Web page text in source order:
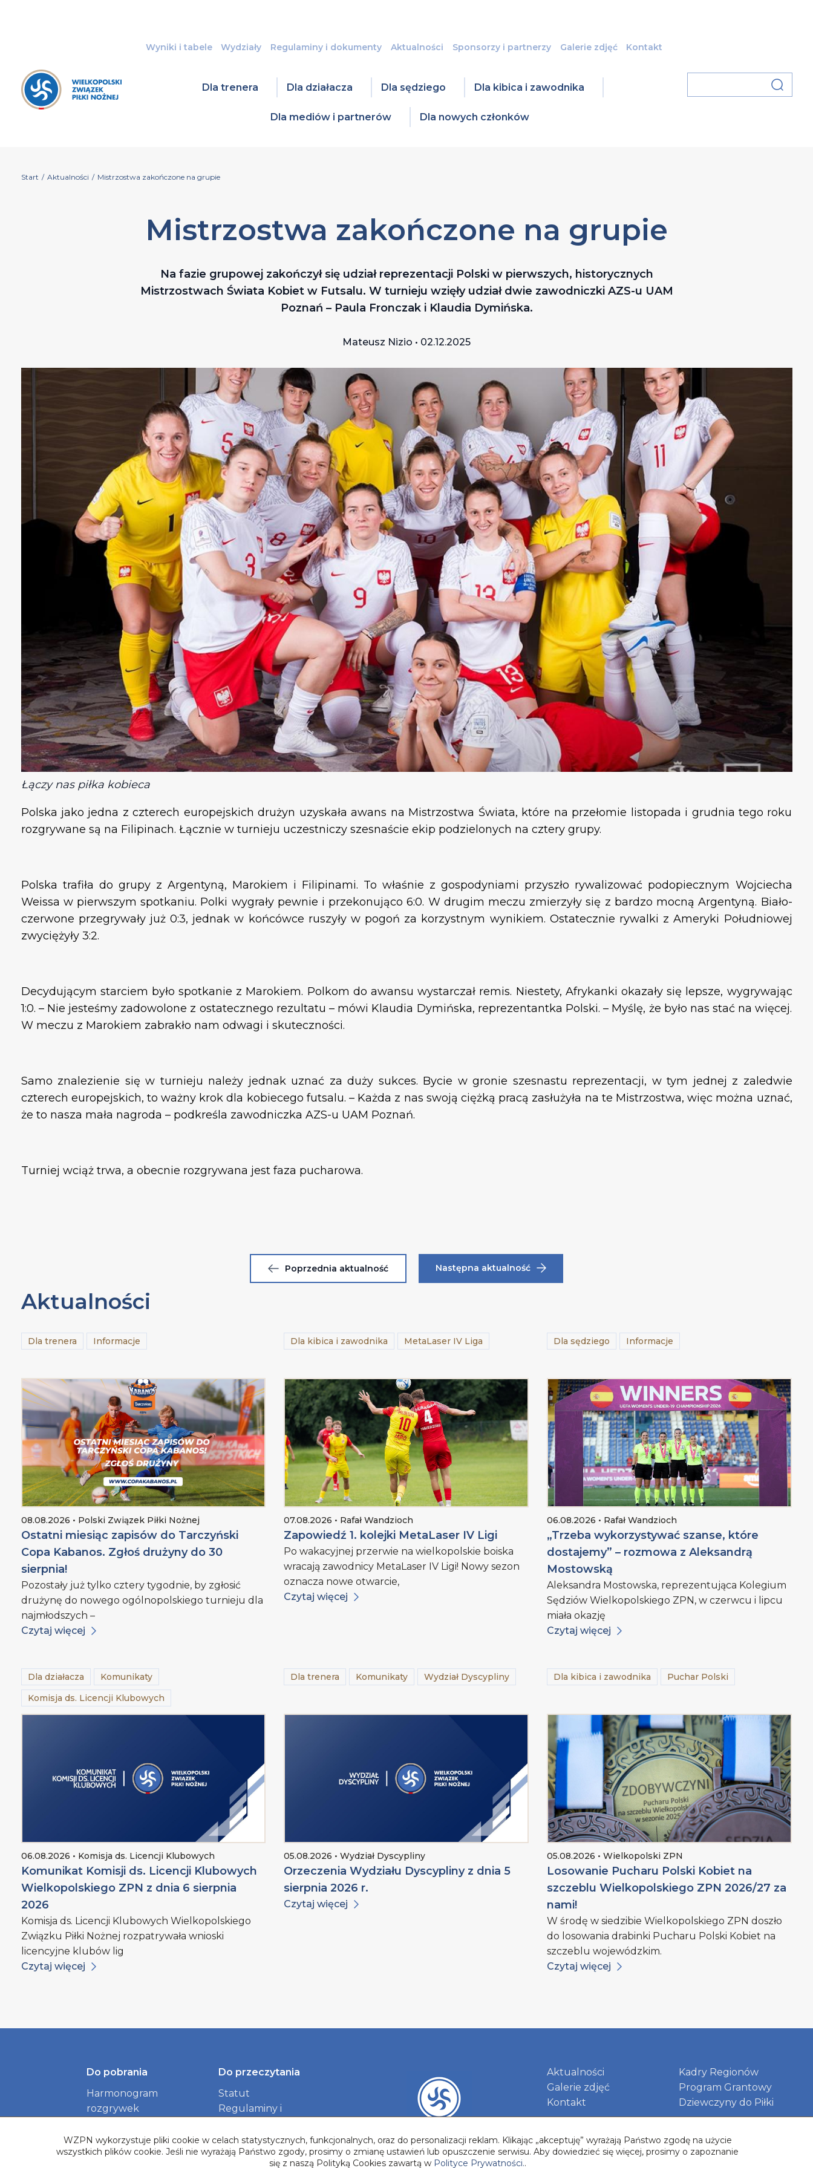
Wyniki i tabele Wydziały Regulaminy i dokumenty Aktualności Sponsorzy i partnerzy Galerie zdjęć Kontakt
Dla trenera Dla działacza Dla sędziego Dla kibica i zawodnika
Dla mediów i partnerów Dla nowych członków
Start / Aktualności / Mistrzostwa zakończone na grupie
Mistrzostwa zakończone na grupie
Na fazie grupowej zakończył się udział reprezentacji Polski w pierwszych, historycznych
Mistrzostwach Świata Kobiet w Futsalu. W turnieju wzięły udział dwie zawodniczki AZS-u UAM
Poznań – Paula Fronczak i Klaudia Dymińska.
Mateusz Nizio • 02.12.2025
Łączy nas piłka kobieca
Polska jako jedna z czterech europejskich drużyn uzyskała awans na Mistrzostwa Świata, które na przełomie listopada i grudnia tego roku
rozgrywane są na Filipinach. Łącznie w turnieju uczestniczy szesnaście ekip podzielonych na cztery grupy.
Polska trafiła do grupy z Argentyną, Marokiem i Filipinami. To właśnie z gospodyniami przyszło rywalizować podopiecznym Wojciecha
Weissa w pierwszym spotkaniu. Polki wygrały pewnie i przekonująco 6:0. W drugim meczu zmierzyły się z bardzo mocną Argentyną. Biało-
czerwone przegrywały już 0:3, jednak w końcówce ruszyły w pogoń za korzystnym wynikiem. Ostatecznie rywalki z Ameryki Południowej
zwyciężyły 3:2.
Decydującym starciem było spotkanie z Marokiem. Polkom do awansu wystarczał remis. Niestety, Afrykanki okazały się lepsze, wygrywając
1:0. – Nie jesteśmy zadowolone z ostatecznego rezultatu – mówi Klaudia Dymińska, reprezentantka Polski. – Myślę, że było nas stać na więcej.
W meczu z Marokiem zabrakło nam odwagi i skuteczności.
Samo znalezienie się w turnieju należy jednak uznać za duży sukces. Bycie w gronie szesnastu reprezentacji, w tym jednej z zaledwie
czterech europejskich, to ważny krok dla kobiecego futsalu. – Każda z nas swoją ciężką pracą zasłużyła na te Mistrzostwa, więc można uznać,
że to nasza mała nagroda – podkreśla zawodniczka AZS-u UAM Poznań.
Turniej wciąż trwa, a obecnie rozgrywana jest faza pucharowa.
Poprzednia aktualność Następna aktualność
Aktualności
Dla trenera Informacje
08.08.2026 • Polski Związek Piłki Nożnej
Ostatni miesiąc zapisów do Tarczyński
Copa Kabanos. Zgłoś drużyny do 30
sierpnia!
Pozostały już tylko cztery tygodnie, by zgłosić
drużynę do nowego ogólnopolskiego turnieju dla
najmłodszych –
Czytaj więcej
Dla kibica i zawodnika MetaLaser IV Liga
07.08.2026 • Rafał Wandzioch
Zapowiedź 1. kolejki MetaLaser IV Ligi
Po wakacyjnej przerwie na wielkopolskie boiska
wracają zawodnicy MetaLaser IV Ligi! Nowy sezon
oznacza nowe otwarcie,
Czytaj więcej
Dla sędziego Informacje
06.08.2026 • Rafał Wandzioch
„Trzeba wykorzystywać szanse, które
dostajemy” – rozmowa z Aleksandrą
Mostowską
Aleksandra Mostowska, reprezentująca Kolegium
Sędziów Wielkopolskiego ZPN, w czerwcu i lipcu
miała okazję
Czytaj więcej
Dla działacza
Komunikaty
Komisja ds. Licencji Klubowych
06.08.2026 • Komisja ds. Licencji Klubowych
Komunikat Komisji ds. Licencji Klubowych
Wielkopolskiego ZPN z dnia 6 sierpnia
2026
Komisja ds. Licencji Klubowych Wielkopolskiego
Związku Piłki Nożnej rozpatrywała wnioski
licencyjne klubów lig
Czytaj więcej
Dla trenera Komunikaty Wydział Dyscypliny
05.08.2026 • Wydział Dyscypliny
Orzeczenia Wydziału Dyscypliny z dnia 5
sierpnia 2026 r.
Czytaj więcej
Dla kibica i zawodnika Puchar Polski
05.08.2026 • Wielkopolski ZPN
Losowanie Pucharu Polski Kobiet na
szczeblu Wielkopolskiego ZPN 2026/27 za
nami!
W środę w siedzibie Wielkopolskiego ZPN doszło
do losowania drabinki Pucharu Polski Kobiet na
szczeblu wojewódzkim.
Czytaj więcej
Do pobrania
Harmonogram
rozgrywek
Związku
Logotypy Rozgrywek
Do przeczytania
Statut
Regulaminy i
Aktualności
Galerie zdjęć
Kontakt
Kadry Regionów
Program Grantowy
Dziewczyny do Piłki
WZPN wykorzystuje pliki cookie w celach statystycznych, funkcjonalnych, oraz do personalizacji reklam. Klikając „akceptuję” wyrażają Państwo zgodę na użycie
wszystkich plików cookie. Jeśli nie wyrażają Państwo zgody, prosimy o zmianę ustawień lub opuszczenie serwisu. Aby dowiedzieć się więcej, prosimy o zapoznanie
się z naszą Polityką Cookies zawartą w Polityce Prywatności..